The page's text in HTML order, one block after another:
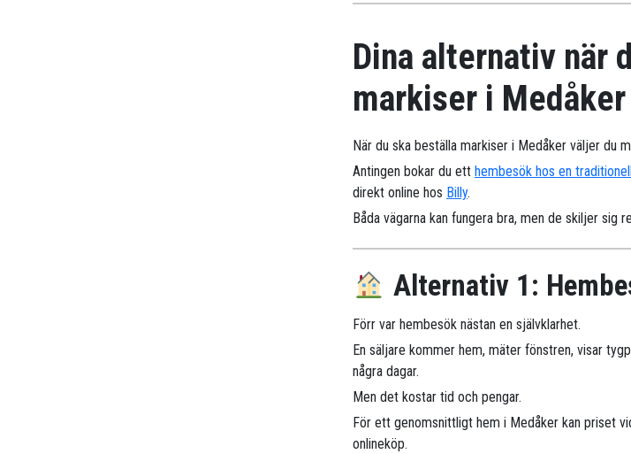
Dina alternativ när
markiser i Medåker
När du ska beställa markiser i Medåker väljer du
Antingen bokar du ett hembesök hos en
direkt online hos Billy.
Båda vägarna kan fungera bra, men de skiljer sig
Alternativ 1:
Förr var hembesök nästan en självklarhet.
En säljare kommer hem, mäter fönstren, visar
några dagar.
Men det kostar tid och pengar.
För ett genomsnittligt hem i Medåker kan priset
onlineköp.